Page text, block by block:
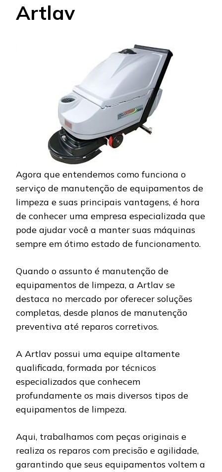
Artlav
Agora que entendemos como funciona o
serviço de manutenção de equipamentos de
limpeza e suas principais vantagens, é hora
de conhecer uma empresa especializada que
pode ajudar você a manter suas máquinas
sempre em ótimo estado de funcionamento.
Quando o assunto é manutenção de
equipamentos de limpeza, a Artlav se
destaca no mercado por oferecer soluções
completas, desde planos de manutenção
preventiva até reparos corretivos.
A Artlav possui uma equipe altamente
qualificada, formada por técnicos
especializados que conhecem
profundamente os mais diversos tipos de
equipamentos de limpeza.
Aqui, trabalhamos com peças originais e
realiza os reparos com precisão e agilidade,
garantindo que seus equipamentos voltem a